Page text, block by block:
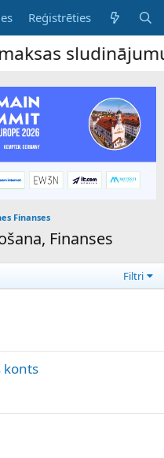
Reģistrēties
sludinājumu
Finanses
Finanses
Filtri
konts